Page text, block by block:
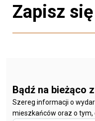
Zapisz
Bądź na bieżąco
Szereg informacji o
mieszkańców oraz o tym,